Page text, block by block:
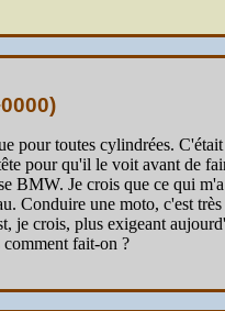
)
pour toutes cylindrées.
pour qu'il le voit avant de
BMW. Je crois que ce qui
Conduire une moto, c'est
je crois, plus exigeant
fait-on ?